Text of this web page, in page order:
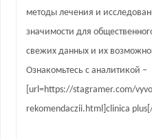
методы лечения и
значимости для
свежих данных и их
Ознакомьтесь с аналитикой –
[url=https://stagramer.com/
rekomendaczii.html]clinica